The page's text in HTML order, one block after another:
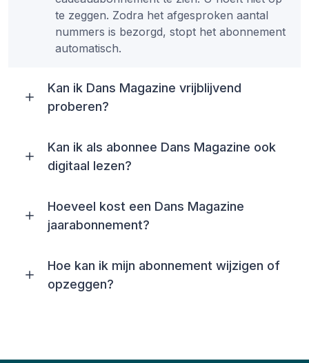
te zeggen. Zodra het afgesproken aantal
nummers is bezorgd, stopt het abonnement
automatisch.
Kan ik Dans Magazine vrijblijvend
proberen?
Kan ik als abonnee Dans Magazine ook
digitaal lezen?
Hoeveel kost een Dans Magazine
jaarabonnement?
Hoe kan ik mijn abonnement wijzigen of
opzeggen?